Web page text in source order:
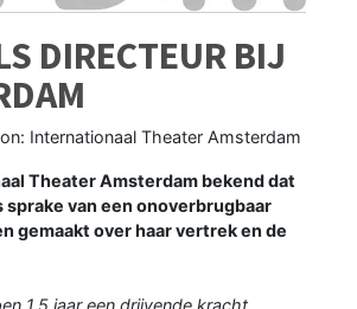
DIRECTEUR BIJ
Internationaal Theater Amsterdam
Theater Amsterdam bekend dat
van een onoverbrugbaar
gemaakt over haar vertrek en de
1,5 jaar een drijvende kracht